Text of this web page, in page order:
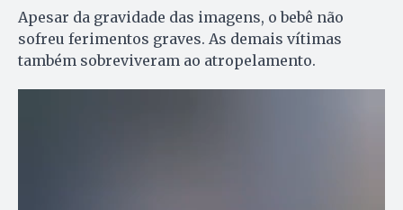
Apesar da gravidade das imagens, o bebê não
sofreu ferimentos graves. As demais vítimas
também sobreviveram ao atropelamento.